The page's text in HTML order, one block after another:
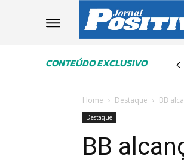
CONTEÚDO EXCLUSIVO
Home Destaque BB
Destaque
BB